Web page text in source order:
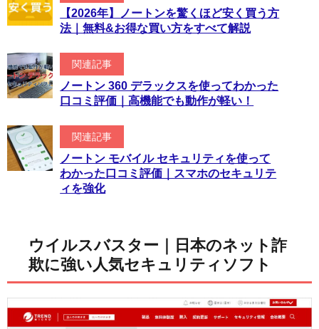
【2026年】ノートンを驚くほど安く買う方
法｜無料&お得な買い方をすべて解説
関連記事
ノートン 360 デラックスを使ってわかった
口コミ評価｜高機能でも動作が軽い！
関連記事
ノートン モバイル セキュリティを使って
わかった口コミ評価｜スマホのセキュリテ
ィを強化
ウイルスバスター｜日本のネット詐
欺に強い人気セキュリティソフト